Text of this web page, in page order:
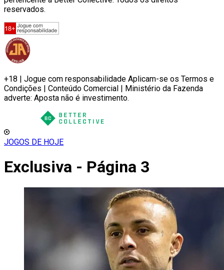
reservados.
+18 | Jogue com responsabilidade Aplicam-se os Termos e
Condições | Conteúdo Comercial | Ministério da Fazenda
adverte: Aposta não é investimento.
JOGOS DE HOJE
Exclusiva - Página 3